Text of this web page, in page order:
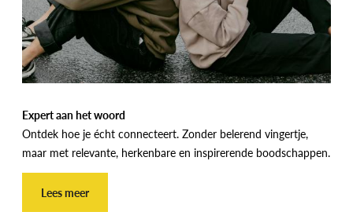
Expert aan het woord
Ontdek hoe je écht connecteert. Zonder belerend vingertje,
maar met relevante, herkenbare en inspirerende boodschappen.
Lees meer